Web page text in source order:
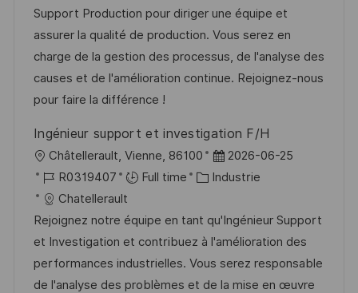
l
i
s
a
t
o
n
d
’
a
f
c
h
a
e
é
r
e
n
c
d
u
p
o
s
t
e
é
g
o
r
Support Production pour diriger une équipe et
assurer la qualité de production. Vous serez en
charge de la gestion des processus, de l'analyse des
causes et de l'amélioration continue. Rejoignez-nous
pour faire la différence !
Ingénieur support et investigation F/H
o
c
a
l
i
s
Châtellerault, Vienne, 86100
D
a
e
d
’
a
2026-06-25
R
é
f
é
r
e
R0319407 Full time
C
t
é
g
o
Industrie
Chatellerault
Rejoignez notre équipe en tant qu'Ingénieur Support
et Investigation et contribuez à l'amélioration des
performances industrielles. Vous serez responsable
de l'analyse des problèmes et de la mise en œuvre